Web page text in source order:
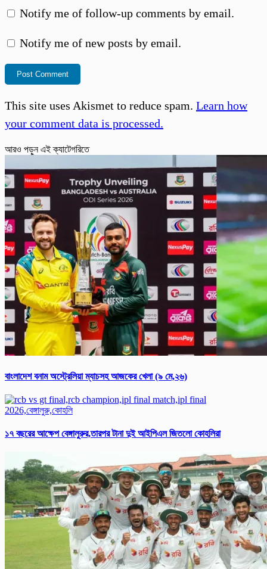
Notify me of follow-up comments by email.
Notify me of new posts by email.
This site uses Akismet to reduce spam. Learn how
your comment data is processed.
আরও পড়ুন এই ক্যাটেগরিতে
বাংলাদেশ বনাম অস্ট্রেলিয়া ম্যাচসহ আজকের খেলা (৯ মে,২৬)
১৭ বছরের আক্ষেপ বেঙ্গালুরুর,তারপর টানা দুই আইপিএল জিতলো কোহলিরা